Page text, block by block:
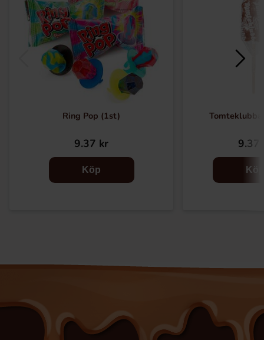
Ring Pop (1st)
9.37 kr
Köp
9.37
Köp